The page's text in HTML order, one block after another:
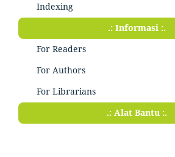
Indexing
.: Informasi :.
For Readers
For Authors
For Librarians
.: Alat Bantu :.